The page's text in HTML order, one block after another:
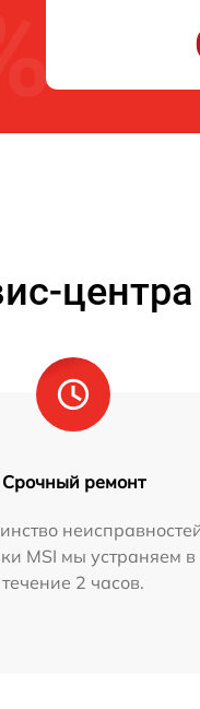
центра
Срочный ремонт
MSI мы устраняем в
течение 2 часов.